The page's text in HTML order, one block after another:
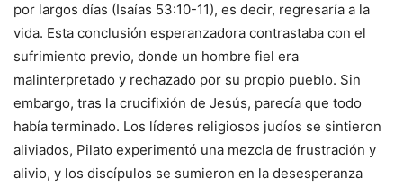
por largos días (Isaías 53:10-11), es decir, regresaría a la
vida. Esta conclusión esperanzadora contrastaba con el
sufrimiento previo, donde un hombre fiel era
malinterpretado y rechazado por su propio pueblo. Sin
embargo, tras la crucifixión de Jesús, parecía que todo
había terminado. Los líderes religiosos judíos se sintieron
aliviados, Pilato experimentó una mezcla de frustración y
alivio, y los discípulos se sumieron en la desesperanza